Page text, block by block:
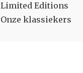
Limited Editions
Onze klassiekers